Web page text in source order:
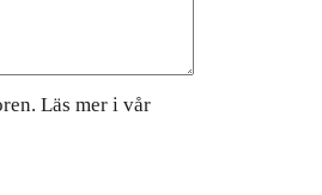
Läs mer i vår